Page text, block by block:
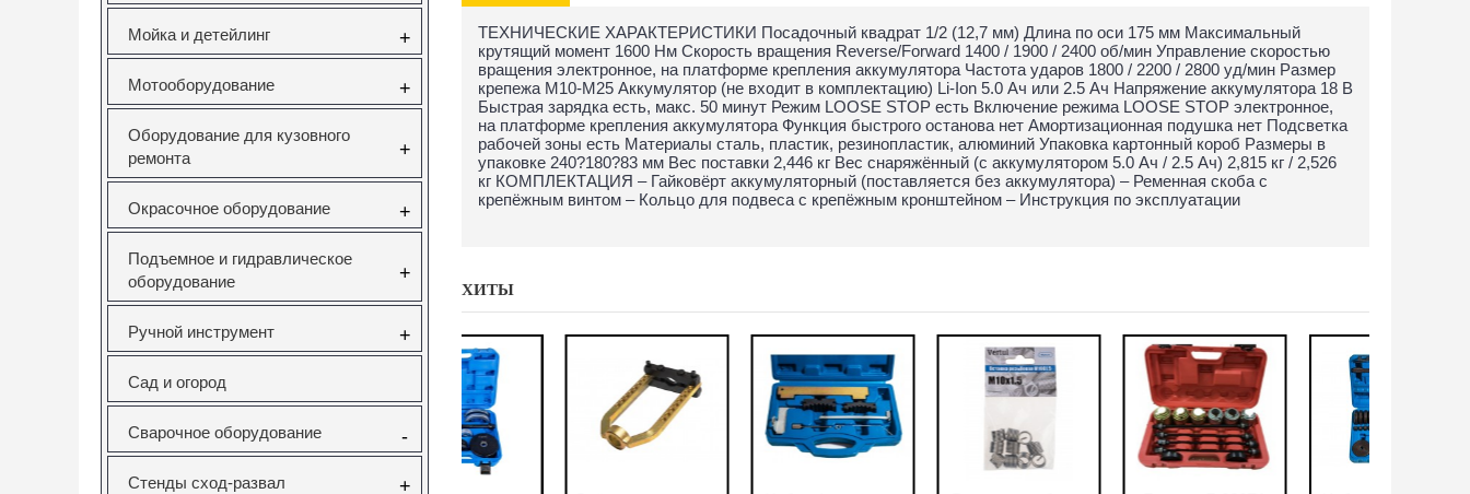
Мойка и детейлинг +
Мотооборудование +
Оборудование для кузовного
ремонта
+
Окрасочное оборудование +
Подъемное и гидравлическое
оборудование
+
Ручной инструмент +
Сад и огород
Сварочное оборудование -
Стенды сход-развал +
ТЕХНИЧЕСКИЕ ХАРАКТЕРИСТИКИ Посадочный квадрат 1/2 (12,7 мм) Длина по оси 175 мм Максимальный
крутящий момент 1600 Нм Скорость вращения Reverse/Forward 1400 / 1900 / 2400 об/мин Управление скоростью
вращения электронное, на платформе крепления аккумулятора Частота ударов 1800 / 2200 / 2800 уд/мин Размер
крепежа М10-М25 Аккумулятор (не входит в комплектацию) Li-Ion 5.0 Ач или 2.5 Ач Напряжение аккумулятора 18 В
Быстрая зарядка есть, макс. 50 минут Режим LOOSE STOP есть Включение режима LOOSE STOP электронное,
на платформе крепления аккумулятора Функция быстрого останова нет Амортизационная подушка нет Подсветка
рабочей зоны есть Материалы сталь, пластик, резинопластик, алюминий Упаковка картонный короб Размеры в
упаковке 240?180?83 мм Вес поставки 2,446 кг Вес снаряжённый (с аккумулятором 5.0 Ач / 2.5 Ач) 2,815 кг / 2,526
кг КОМПЛЕКТАЦИЯ – Гайковёрт аккумуляторный (поставляется без аккумулятора) – Ременная скоба с
крепёжным винтом – Кольцо для подвеса с крепёжным кронштейном – Инструкция по эксплуатации
ХИТЫ